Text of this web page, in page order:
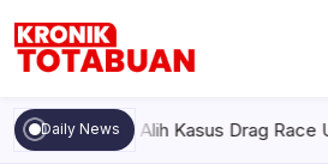
content
Totabuan
hari
ini
Kronik
Daily News
Ambil Alih Kasus Drag Race Upai